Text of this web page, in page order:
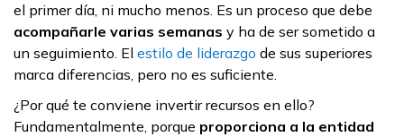
el primer día, ni mucho menos. Es un proceso que debe
acompañarle varias semanas y ha de ser sometido a
un seguimiento. El estilo de liderazgo de sus superiores
marca diferencias, pero no es suficiente.
¿Por qué te conviene invertir recursos en ello?
Fundamentalmente, porque proporciona a la entidad